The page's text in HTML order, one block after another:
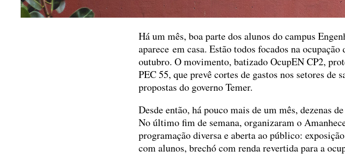
Há um mês, boa parte dos alunos do campus
aparece em casa. Estão todos focados na
outubro. O movimento, batizado OcupEN CP2,
PEC 55, que prevê cortes de gastos nos setores de
propostas do governo Temer.
Desde então, há pouco mais de um mês, dezenas
No último fim de semana, organizaram o
programação diversa e aberta ao público:
com alunos, brechó com renda revertida para a